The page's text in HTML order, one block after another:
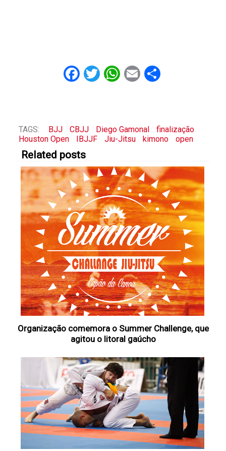
Facebook
Twitter
WhatsApp
EmailShare
TAGS: BJJ CBJJ Diego Gamonal
finalização
Houston Open
IBJJF Jiu-Jitsu kimono open
Related posts
Organização comemora o Summer Challenge, que
agitou o litoral gaúcho